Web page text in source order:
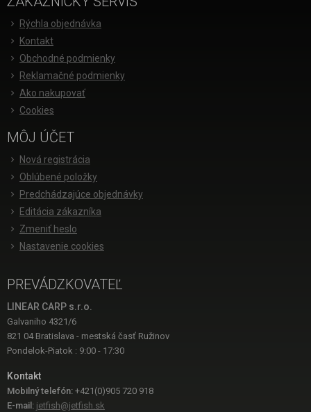
Rýchla objednávka
Kontakt
Obchodné podmienky
Reklamačné podmienky
Ako nakupovať
Cookies
MÔJ ÚČET
Nová registrácia
Oblúbené položky
Predchádzajúce objednávky
Editácia zákazníka
Zmeniť heslo
Nastavenie cookies
PREVÁDZKOVATEĽ
LINEAR CARP s.r.o.
Galvaniho 4321/6
821 04 Bratislava - mestská časť Ružinov
Pondelok-Piatok : 9:00 - 17:30
Kontakt
Mobilný telefón: +421(0)905 720 918
E-mail: jetfish@jetfish.sk